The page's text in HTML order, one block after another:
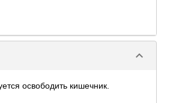
keyboard_arrow_down
освободить кишечник.